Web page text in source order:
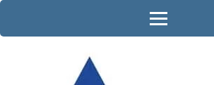
Aller
contenu